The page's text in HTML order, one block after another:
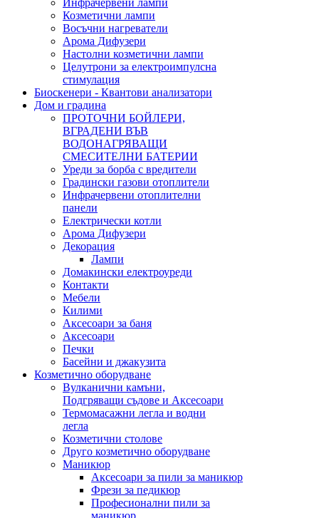
Инфрачервени лампи
Козметични лампи
Восъчни нагреватели
Арома Дифузери
Настолни козметични лампи
Целутрони за електроимпулсна
стимулация
Биоскенери - Квантови анализатори
Дом и градина
ПРОТОЧНИ БОЙЛЕРИ,
ВГРАДЕНИ ВЪВ
ВОДОНАГРЯВАЩИ
СМЕСИТЕЛНИ БАТЕРИИ
Уреди за борба с вредители
Градински газови отоплители
Инфрачервени отоплителни
панели
Електрически котли
Арома Дифузери
Декорация
Лампи
Домакински електроуреди
Контакти
Мебели
Килими
Аксесоари за баня
Аксесоари
Печки
Басейни и джакузита
Козметично оборудване
Вулканични камъни,
Подгряващи съдове и Аксесоари
Термомасажни легла и водни
легла
Козметични столове
Друго козметично оборудване
Маникюр
Аксесоари за пили за маникюр
Фрези за педикюр
Професионални пили за
маникюр